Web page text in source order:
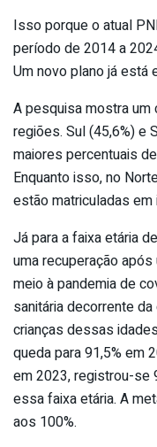
Isso porque o atual
período de 2014 a
Um novo plano já está
A pesquisa mostra um
regiões. Sul (45,6%) e
maiores percentuais
Enquanto isso, no
estão matriculadas
Já para a faixa etária
uma recuperação
meio à pandemia de
sanitária decorrente
crianças dessas
queda para 91,5% em
em 2023, registrou-se
essa faixa etária. A
aos 100%.